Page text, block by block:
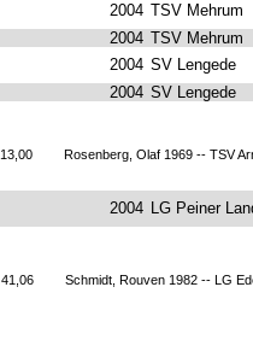
2004 TSV Mehrum
2004 TSV Mehrum
2004 SV Lengede
2004 SV Lengede
13,00 Rosenberg, Olaf 1969 -- TSV
2004 LG Peiner
41,06 Schmidt, Rouven 1982 -- LG